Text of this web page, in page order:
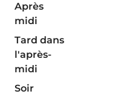
Après
midi
Tard dans
l'après-
midi
Soir